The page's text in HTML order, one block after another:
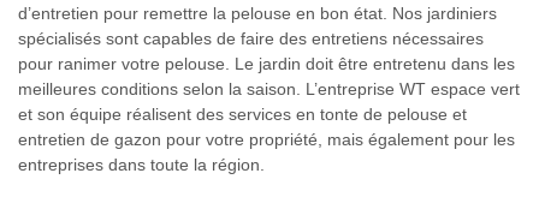
d’entretien pour remettre la pelouse en bon état. Nos jardiniers
spécialisés sont capables de faire des entretiens nécessaires
pour ranimer votre pelouse. Le jardin doit être entretenu dans les
meilleures conditions selon la saison. L’entreprise WT espace vert
et son équipe réalisent des services en tonte de pelouse et
entretien de gazon pour votre propriété, mais également pour les
entreprises dans toute la région.